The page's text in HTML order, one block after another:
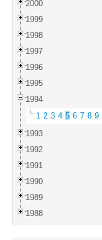
2000
1999
1998
1997
1996
1995
1994
1 2 3 4 5 6 7 8 9
1993
1992
1991
1990
1989
1988